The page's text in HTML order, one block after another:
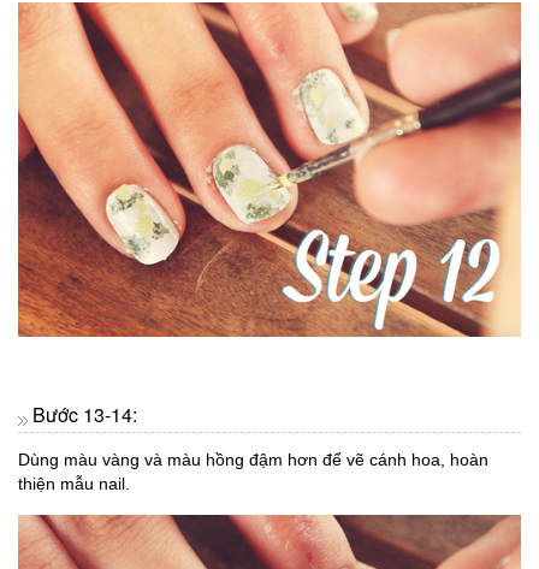
Bước 13-14:
Dùng màu vàng và màu hồng đậm hơn để vẽ cánh hoa, hoàn
thiện mẫu nail.